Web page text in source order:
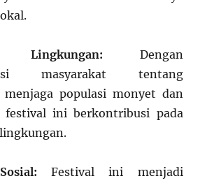
Lingkungan: Dengan
masyarakat tentang
populasi monyet dan
festival ini berkontribusi pada
Festival ini menjadi